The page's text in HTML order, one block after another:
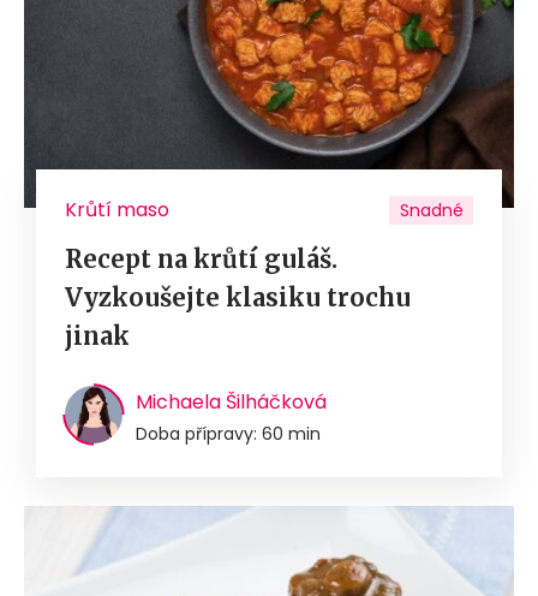
Krůtí maso Snadné
Recept na krůtí guláš.
Vyzkoušejte klasiku trochu
jinak
Michaela Šilháčková
Doba přípravy: 60 min